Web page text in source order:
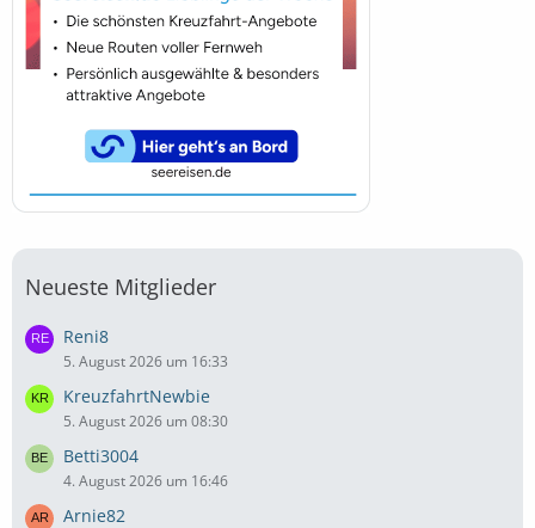
Neueste Mitglieder
Reni8
5. August 2026 um 16:33
KreuzfahrtNewbie
5. August 2026 um 08:30
Betti3004
4. August 2026 um 16:46
Arnie82